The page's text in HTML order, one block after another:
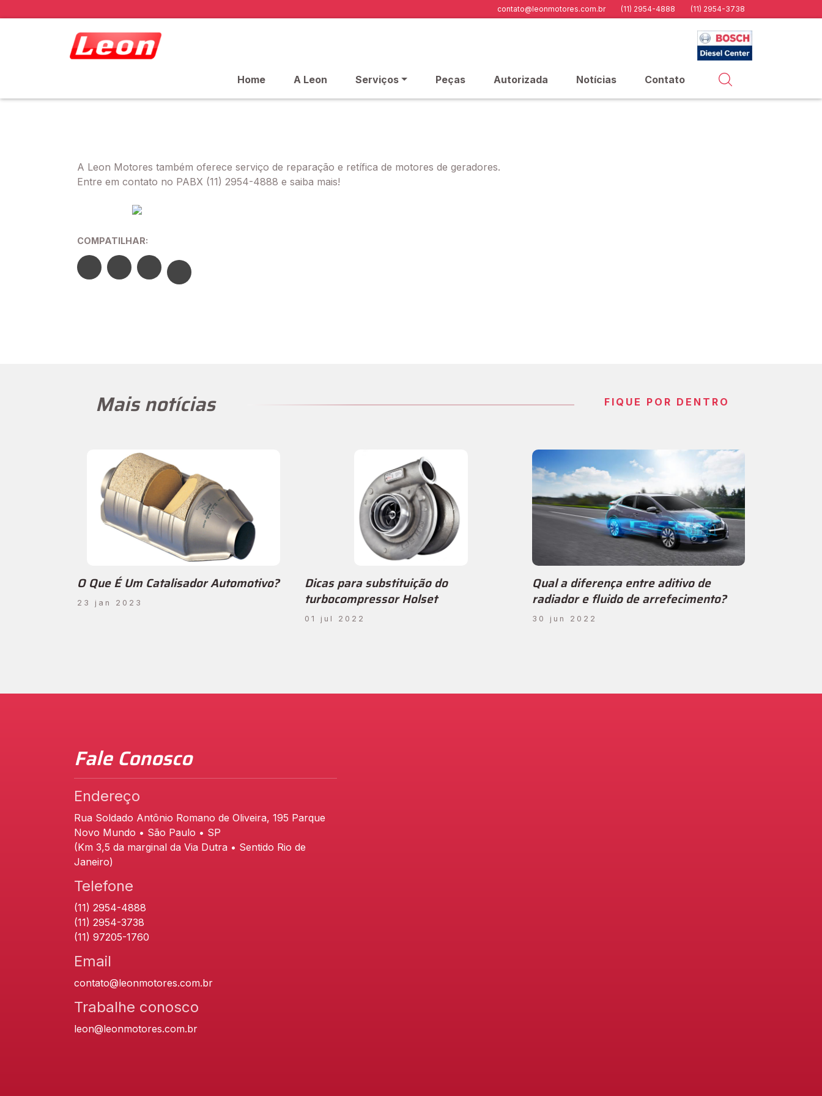
contato@leonmotores.com.br (11) 2954-4888 (11) 2954-3738
Home A Leon Serviços Peças Autorizada Notícias Contato
A Leon Motores também oferece serviço de reparação e retífica de motores de geradores.
Entre em contato no PABX (11) 2954-4888 e saiba mais!
COMPATILHAR:
Mais notícias FIQUE POR DENTRO
O Que É Um Catalisador Automotivo?
23 jan 2023
Dicas para substituição do
turbocompressor Holset
01 jul 2022
Qual a diferença entre aditivo de
radiador e fluido de arrefecimento?
30 jun 2022
Fale Conosco
Endereço
Rua Soldado Antônio Romano de Oliveira, 195 Parque
Novo Mundo • São Paulo • SP
(Km 3,5 da marginal da Via Dutra • Sentido Rio de
Janeiro)
Telefone
(11) 2954-4888
(11) 2954-3738
(11) 97205-1760
Email
contato@leonmotores.com.br
Trabalhe conosco
leon@leonmotores.com.br